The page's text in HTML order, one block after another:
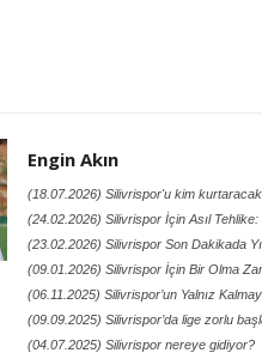
Engin Akın
(18.07.2026) Silivrispor'u kim
(24.02.2026) Silivrispor İçin Asıl
(23.02.2026) Silivrispor Son Dakikada
(09.01.2026) Silivrispor İçin Bir Olma
(06.11.2025) Silivrispor’un Yalnız
(09.09.2025) Silivrispor’da lige zorlu
(04.07.2025) Silivrispor nereye gidiyor?